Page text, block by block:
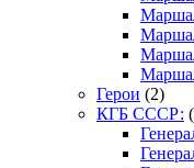
Герои (2)
КГБ СССР: